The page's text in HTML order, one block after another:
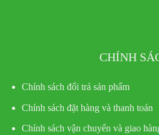
CHÍNH
Chính sách đổi trả sản phẩm
Chính sách đặt hàng và thanh toán
Chính sách vận chuyển và giao